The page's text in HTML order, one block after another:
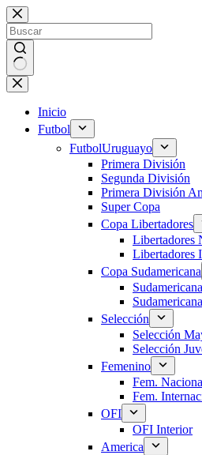
Saltar
al
contenido
Sin
resultados
Inicio
Futbol
FutbolUruguayo
Primera División
Segunda División
Primera División
Super Copa
Copa Libertadores
Libertadores
Libertadores
Copa Sudamericana
Selección
Selección
Selección
Femenino
Fem.
Fem.
OFI
OFI Interior
America